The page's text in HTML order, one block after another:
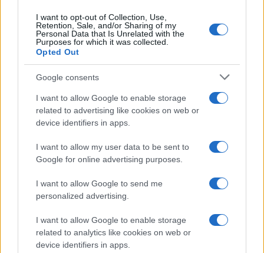
I want to opt-out of Collection, Use,
Retention, Sale, and/or Sharing of my
Personal Data that Is Unrelated with the
Purposes for which it was collected.
Opted Out
Google consents
I want to allow Google to enable storage
related to advertising like cookies on web or
device identifiers in apps.
I want to allow my user data to be sent to
Google for online advertising purposes.
I want to allow Google to send me
personalized advertising.
I want to allow Google to enable storage
related to analytics like cookies on web or
device identifiers in apps.
Syndication
Globalist
Globalscience
Globalsport
Culture
Salute
Megachip
GiULia